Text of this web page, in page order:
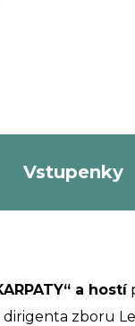
Vstupenky
a hostí
zboru